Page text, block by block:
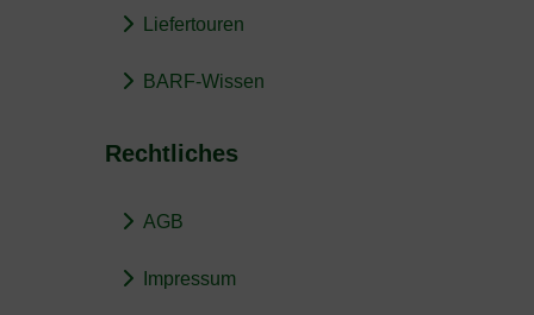
Liefertouren
BARF-Wissen
Rechtliches
AGB
Impressum